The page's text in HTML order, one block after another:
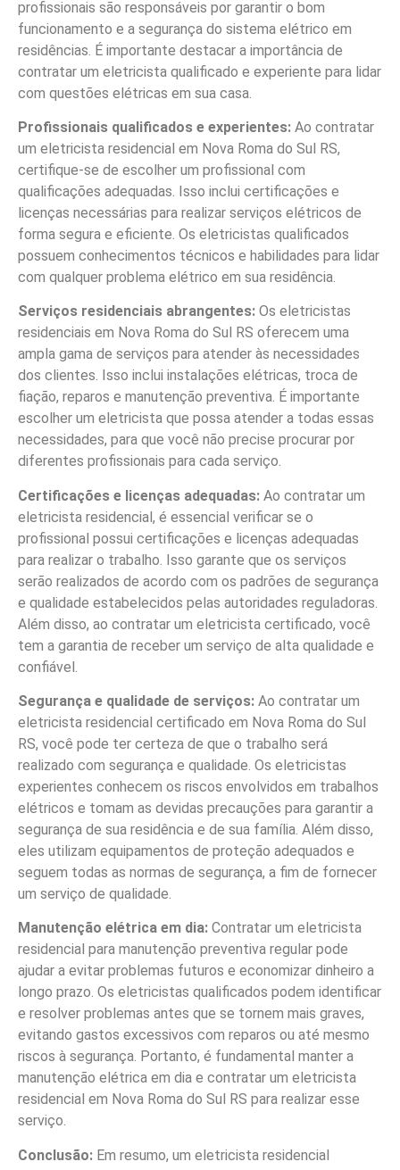
profissionais são responsáveis por garantir o bom
funcionamento e a segurança do sistema elétrico em
residências. É importante destacar a importância de
contratar um eletricista qualificado e experiente para lidar
com questões elétricas em sua casa.
Profissionais qualificados e experientes: Ao contratar
um eletricista residencial em Nova Roma do Sul RS,
certifique-se de escolher um profissional com
qualificações adequadas. Isso inclui certificações e
licenças necessárias para realizar serviços elétricos de
forma segura e eficiente. Os eletricistas qualificados
possuem conhecimentos técnicos e habilidades para lidar
com qualquer problema elétrico em sua residência.
Serviços residenciais abrangentes: Os eletricistas
residenciais em Nova Roma do Sul RS oferecem uma
ampla gama de serviços para atender às necessidades
dos clientes. Isso inclui instalações elétricas, troca de
fiação, reparos e manutenção preventiva. É importante
escolher um eletricista que possa atender a todas essas
necessidades, para que você não precise procurar por
diferentes profissionais para cada serviço.
Certificações e licenças adequadas: Ao contratar um
eletricista residencial, é essencial verificar se o
profissional possui certificações e licenças adequadas
para realizar o trabalho. Isso garante que os serviços
serão realizados de acordo com os padrões de segurança
e qualidade estabelecidos pelas autoridades reguladoras.
Além disso, ao contratar um eletricista certificado, você
tem a garantia de receber um serviço de alta qualidade e
confiável.
Segurança e qualidade de serviços: Ao contratar um
eletricista residencial certificado em Nova Roma do Sul
RS, você pode ter certeza de que o trabalho será
realizado com segurança e qualidade. Os eletricistas
experientes conhecem os riscos envolvidos em trabalhos
elétricos e tomam as devidas precauções para garantir a
segurança de sua residência e de sua família. Além disso,
eles utilizam equipamentos de proteção adequados e
seguem todas as normas de segurança, a fim de fornecer
um serviço de qualidade.
Manutenção elétrica em dia: Contratar um eletricista
residencial para manutenção preventiva regular pode
ajudar a evitar problemas futuros e economizar dinheiro a
longo prazo. Os eletricistas qualificados podem identificar
e resolver problemas antes que se tornem mais graves,
evitando gastos excessivos com reparos ou até mesmo
riscos à segurança. Portanto, é fundamental manter a
manutenção elétrica em dia e contratar um eletricista
residencial em Nova Roma do Sul RS para realizar esse
serviço.
Conclusão: Em resumo, um eletricista residencial